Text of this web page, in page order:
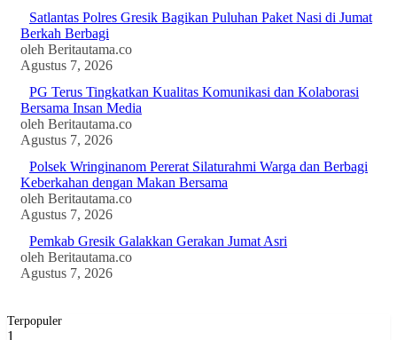
Satlantas Polres Gresik Bagikan Puluhan Paket Nasi di Jumat
Berkah Berbagi
oleh Beritautama.co
Agustus 7, 2026
PG Terus Tingkatkan Kualitas Komunikasi dan Kolaborasi
Bersama Insan Media
oleh Beritautama.co
Agustus 7, 2026
Polsek Wringinanom Pererat Silaturahmi Warga dan Berbagi
Keberkahan dengan Makan Bersama
oleh Beritautama.co
Agustus 7, 2026
Pemkab Gresik Galakkan Gerakan Jumat Asri
oleh Beritautama.co
Agustus 7, 2026
Terpopuler
1